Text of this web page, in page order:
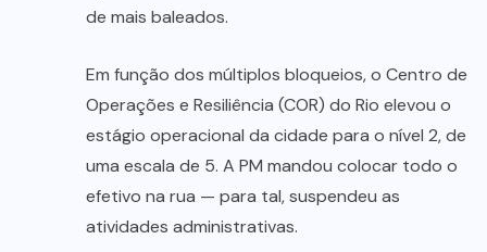
de mais baleados.
Em função dos múltiplos bloqueios, o Centro de
Operações e Resiliência (COR) do Rio elevou o
estágio operacional da cidade para o nível 2, de
uma escala de 5. A PM mandou colocar todo o
efetivo na rua — para tal, suspendeu as
atividades administrativas.